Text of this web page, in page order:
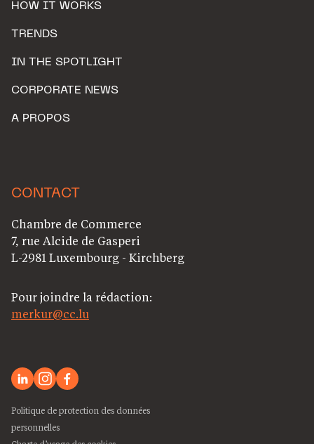
HOW IT WORKS
TRENDS
IN THE SPOTLIGHT
CORPORATE NEWS
A PROPOS
CONTACT
Chambre de Commerce
7, rue Alcide de Gasperi
L-2981 Luxembourg - Kirchberg
Pour joindre la rédaction:
merkur@cc.lu
Politique de protection des données
personnelles